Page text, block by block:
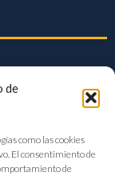
de
como las cookies
El consentimiento de
de